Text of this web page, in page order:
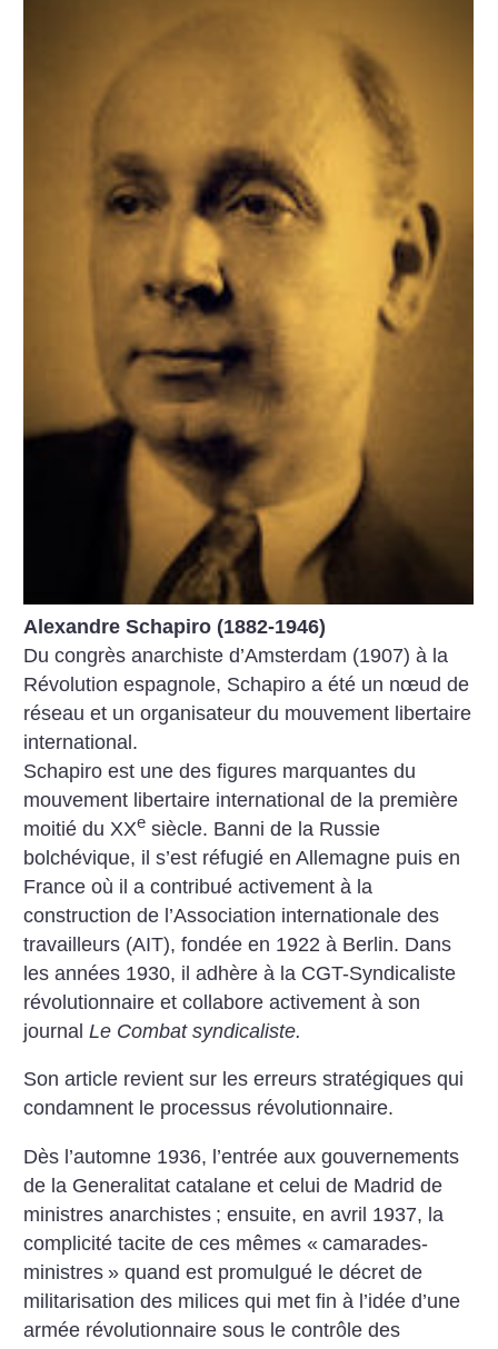
Alexandre Schapiro (1882-1946)
Du congrès anarchiste d’Amsterdam (1907) à la
Révolution espagnole, Schapiro a été un nœud de
réseau et un organisateur du mouvement libertaire
international.
Schapiro est une des figures marquantes du
mouvement libertaire international de la première
moitié du XXe siècle. Banni de la Russie
bolchévique, il s’est réfugié en Allemagne puis en
France où il a contribué activement à la
construction de l’Association internationale des
travailleurs (AIT), fondée en 1922 à Berlin. Dans
les années 1930, il adhère à la CGT-Syndicaliste
révolutionnaire et collabore activement à son
journalLe Combat syndicaliste.
Son article revient sur les erreurs stratégiques qui
condamnent le processus révolutionnaire.
Dès l’automne 1936, l’entrée aux gouvernements
de la Generalitat catalane et celui de Madrid de
ministres anarchistes ; ensuite, en avril 1937, la
complicité tacite de ces mêmes « camarades-
ministres » quand est promulgué le décret de
militarisation des milices qui met fin à l’idée d’une
armée révolutionnaire sous le contrôle des